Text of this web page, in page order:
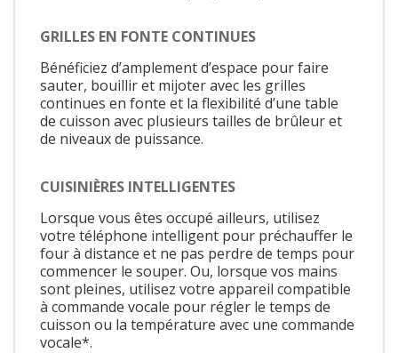
GRILLES EN FONTE CONTINUES
Bénéficiez d’amplement d’espace pour faire
sauter, bouillir et mijoter avec les grilles
continues en fonte et la flexibilité d’une table
de cuisson avec plusieurs tailles de brûleur et
de niveaux de puissance.
CUISINIÈRES INTELLIGENTES
Lorsque vous êtes occupé ailleurs, utilisez
votre téléphone intelligent pour préchauffer le
four à distance et ne pas perdre de temps pour
commencer le souper. Ou, lorsque vos mains
sont pleines, utilisez votre appareil compatible
à commande vocale pour régler le temps de
cuisson ou la température avec une commande
vocale*.